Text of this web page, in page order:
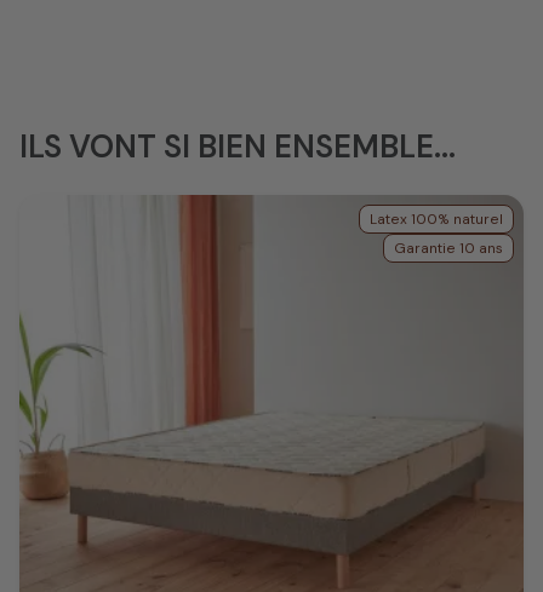
ILS VONT SI BIEN ENSEMBLE...
Latex 100% naturel
Garantie 10 ans